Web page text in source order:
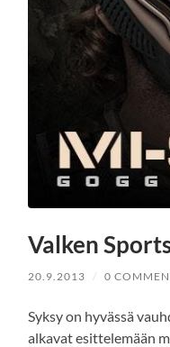
Valken
20.9.2013 / 0
Syksy on hyvässä
alkavat esittelemään